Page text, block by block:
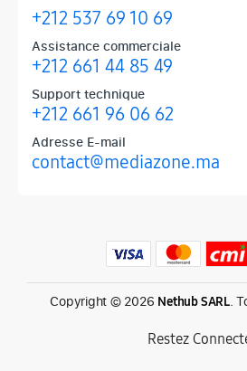
+212 537 69 10 69
Assistance commerciale
+212 661 44 85 49
Support technique
+212 661 96 06 62
Adresse E-mail
contact@mediazone.ma
Produits phares chez
Retrouvez chez Mediazone les
Copyright © 2026 Nethub SARL.
Restez